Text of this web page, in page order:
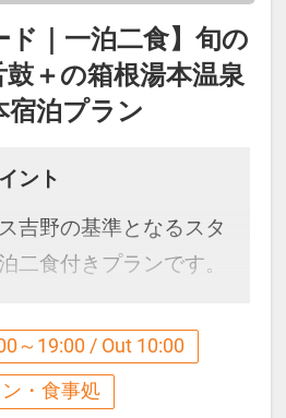
により内容が変わる
ます。
チンが自慢のダイニン
ド｜一泊二食】旬の
＋の箱根湯本温泉
宿泊プラン
ント
吉野の基準となるスタ
二食付きプランです。
の味覚を楽しむ和食会
根湯本温泉の名湯を満
～19:00 / Out 10:00
・食事処